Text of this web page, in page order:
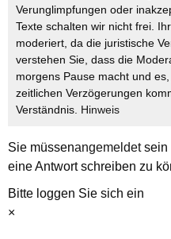
Verunglimpfungen oder
Texte schalten wir nicht frei.
moderiert, da die juristische
verstehen Sie, dass die
morgens Pause macht und
zeitlichen Verzögerungen
Verständnis. Hinweis
Sie müssenangemeldetsein
eine Antwort schreiben zu
Bitte loggen Sie sich ein
×